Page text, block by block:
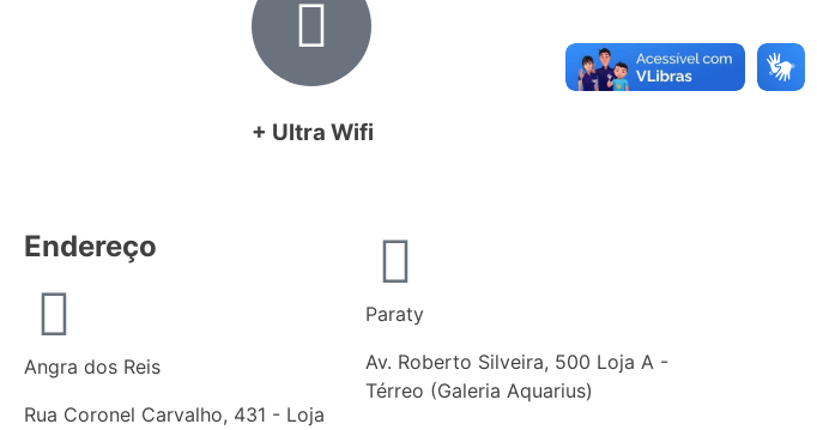
+ Ultra Wifi
Endereço
Angra dos Reis
Rua Coronel Carvalho, 431 - Loja
Paraty
Av. Roberto Silveira, 500 Loja A -
Térreo (Galeria Aquarius)